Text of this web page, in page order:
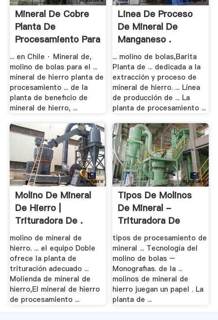
Mineral De Cobre
Planta De
Procesamiento Para
La .
... en Chile · Mineral de,
molino de bolas para el ...
mineral de hierro planta de
procesamiento ... de la
planta de beneficio de
mineral de hierro, ...
Linea De Proceso
De Mineral De
Manganeso .
... molino de bolas,Barita
Planta de ... dedicada a la
extracción y proceso de
mineral de hierro. ... Línea
de producción de ... La
planta de procesamiento ...
Molino De Mineral
De Hierro |
Trituradora De .
molino de mineral de
hierro. ... el equipo Doble
ofrece la planta de
trituración adecuado ...
Molienda de mineral de
hierro,El mineral de hierro
de procesamiento ...
Tipos De Molinos
De Mineral -
Trituradora De
Cono
tipos de procesamiento de
mineral ... Tecnología del
molino de bolas –
Monografias. de la ...
molinos de mineral de
hierro juegan un papel . La
planta de ...